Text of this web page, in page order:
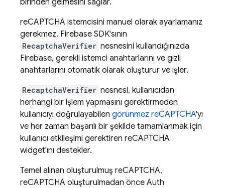
birinden gelmesini sağlar.
reCAPTCHA istemcisini manuel olarak ayarlamanız
gerekmez. Firebase SDK'sının
RecaptchaVerifier nesnesini kullandığınızda
Firebase, gerekli istemci anahtarlarını ve gizli
anahtarlarını otomatik olarak oluşturur ve işler.
RecaptchaVerifier nesnesi, kullanıcıdan
herhangi bir işlem yapmasını gerektirmeden
kullanıcıyı doğrulayabilen görünmez reCAPTCHA'yı
ve her zaman başarılı bir şekilde tamamlanmak için
kullanıcı etkileşimi gerektiren reCAPTCHA
widget'ını destekler.
Temel alınan oluşturulmuş reCAPTCHA,
reCAPTCHA oluşturulmadan önce Auth